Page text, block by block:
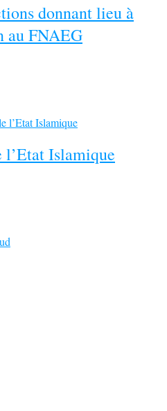
donnant lieu à
au FNAEG
Islamique